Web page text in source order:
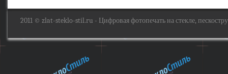
2011 © zlat-steklo-stil.ru - Цифровая фотопечать на стекле,